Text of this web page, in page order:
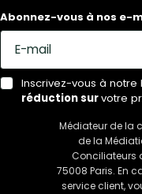
Abonnez-vous à nos e-
Inscrivez-vous à
réduction survotre
Médiateur de la
de la
Conciliateurs
75008 Paris. En
service client,